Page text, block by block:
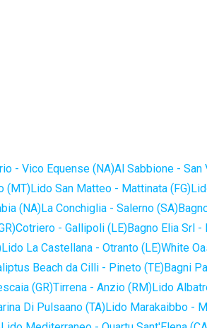
- Vico Equense (NA)Al Sabbione - San
(MT)Lido San Matteo - Mattinata (FG)
(NA)La Conchiglia - Salerno (SA)
Cotriero - Gallipoli (LE)Bagno Elia Srl
Lido La Castellana - Otranto (LE)White
Beach da Cilli - Pineto (TE)Bagni
(GR)Tirrena - Anzio (RM)Lido
Di Pulsaano (TA)Lido Marakaibbo -